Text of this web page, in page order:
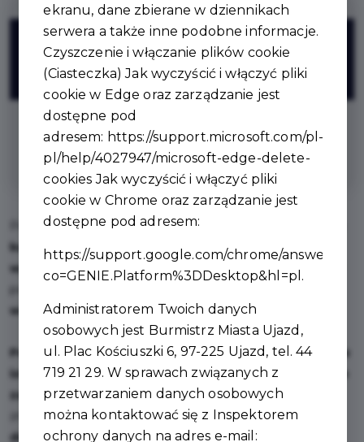
5%
ZNIŻKI
na pysznego, soczystego kurczaka z
rożna przy zakupie 2 sztuk
Punkt gastronomiczny oferujący
kurczaka z rożna
🍗, chrupiące frytki 🍟oraz
szeroki
wybór napojów🥤.To idealne miejsce na szybki i smaczny
wszystko na wynos.
Po wcześniejszym złożeniu zamówienia telefonicznie
istnieje możliwość upieczenia kurczaka na konkretne
zamówienie, zawsze świeżego i prosto z rożna. Lokal
znajduje się wdogodnej lokalizacji Ujazdu złatwym
dojazdem i parkingiem , dzięki czemu bez problemu
ekranu, dane zbierane w dziennikach
serwera a także inne podobne informacje.
Czyszczenie i włączanie plików cookie
(Ciasteczka) Jak wyczyścić i włączyć pliki
cookie w Edge oraz zarządzanie jest
dostępne pod
adresem: https://support.microsoft.com/pl-
pl/help/4027947/microsoft-edge-delete-
cookies Jak wyczyścić i włączyć pliki
cookie w Chrome oraz zarządzanie jest
dostępne pod adresem:
https://support.google.com/chrome/answer/
co=GENIE.Platform%3DDesktop&hl=pl .
Administratorem Twoich danych
osobowych jest Burmistrz Miasta Ujazd,
ul. Plac Kościuszki 6, 97-225 Ujazd, tel. 44
719 21 29. W sprawach związanych z
przetwarzaniem danych osobowych
można kontaktować się z Inspektorem
ochrony danych na adres e-mail: